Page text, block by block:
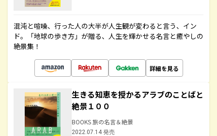
混沌と喧噪、行った人の大半が人生観が変わると言う、イン
ド。「地球の歩き方」が贈る、人生を輝かせる名言と癒やしの
絶景集！
詳細を見る
生きる知恵を授かるアラブのことばと
絶景１００
BOOKS 旅の名言＆絶景
2022.07.14 発売